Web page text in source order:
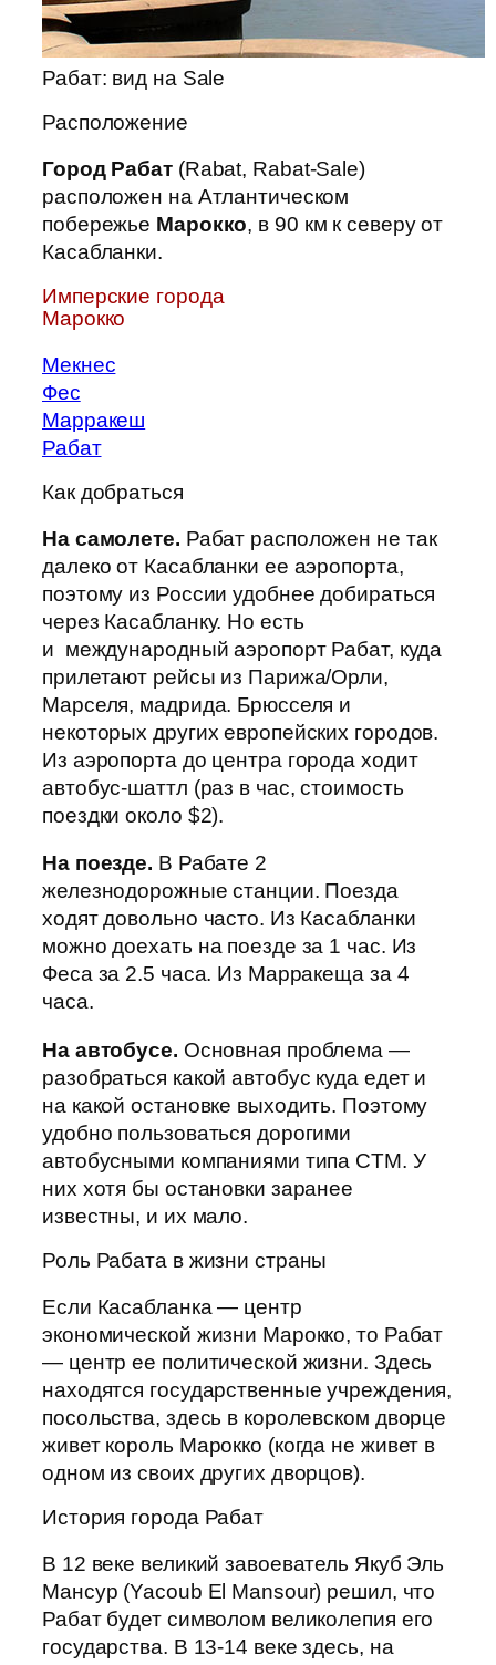
Рабат: вид на Sale
Расположение
Город Рабат(Rabat, Rabat-Sale)
расположен на Атлантическом
побережье Марокко, в 90 км к северу от
Касабланки.
Имперские города
Марокко
Мекнес
Фес
Марракеш
Рабат
Как добраться
На самолете. Рабат расположен не так
далеко от Касабланки ее аэропорта,
поэтому из России удобнее добираться
через Касабланку. Но есть
и международный аэропорт Рабат, куда
прилетают рейсы из Парижа/Орли,
Марселя, мадрида. Брюсселя и
некоторых других европейских городов.
Из аэропорта до центра города ходит
автобус-шаттл (раз в час, стоимость
поездки около $2).
На поезде. В Рабате 2
железнодорожные станции. Поезда
ходят довольно часто. Из Касабланки
можно доехать на поезде за 1 час. Из
Феса за 2.5 часа. Из Марракеща за 4
часа.
На автобусе. Основная проблема —
разобраться какой автобус куда едет и
на какой остановке выходить. Поэтому
удобно пользоваться дорогими
автобусными компаниями типа CTM. У
них хотя бы остановки заранее
известны, и их мало.
Роль Рабата в жизни страны
Если Касабланка — центр
экономической жизни Марокко, то Рабат
— центр ее политической жизни. Здесь
находятся государственные учреждения,
посольства, здесь в королевском дворце
живет король Марокко (когда не живет в
одном из своих других дворцов).
История города Рабат
В 12 веке великий завоеватель Якуб Эль
Мансур (Yacoub El Mansour) решил, что
Рабат будет символом великолепия его
государства. В 13-14 веке здесь, на